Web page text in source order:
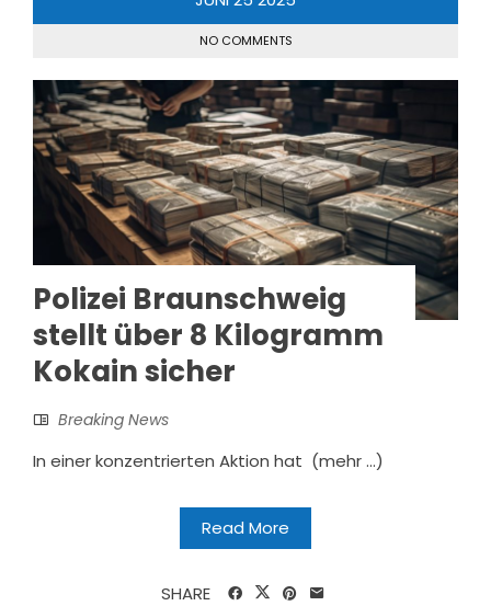
NO COMMENTS
Polizei Braunschweig
stellt über 8 Kilogramm
Kokain sicher
Breaking News
In einer konzentrierten Aktion hat (mehr …)
Read More
SHARE